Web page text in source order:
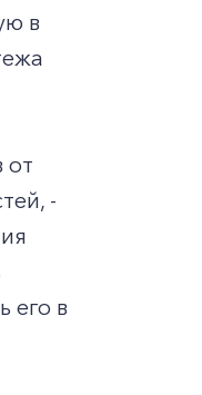
в
от
-
его в